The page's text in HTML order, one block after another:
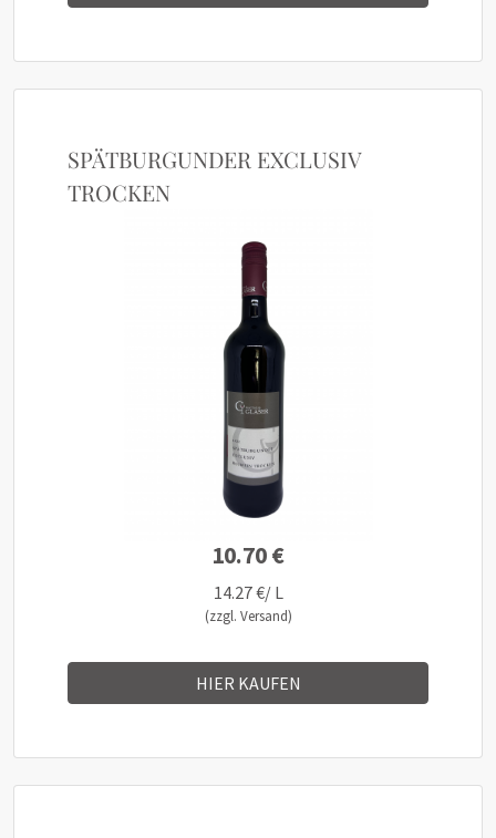
SPÄTBURGUNDER EXCLUSIV
TROCKEN
10.70 €
14.27 €/ L
(zzgl. Versand)
HIER KAUFEN